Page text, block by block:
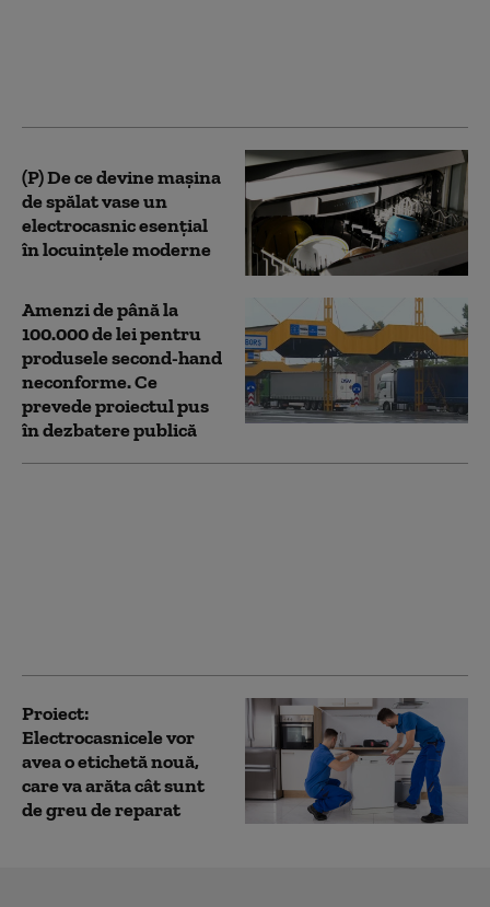
(P) De ce devine mașina
de spălat vase un
electrocasnic esențial
în locuințele moderne
Amenzi de până la
100.000 de lei pentru
produsele second-hand
neconforme. Ce
prevede proiectul pus
în dezbatere publică
Proiect:
Electrocasnicele vor
avea o etichetă nouă,
care va arăta cât sunt
de greu de reparat